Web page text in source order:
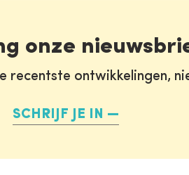
onze
recentste ontwikkelingen,
SCHRIJF JE IN